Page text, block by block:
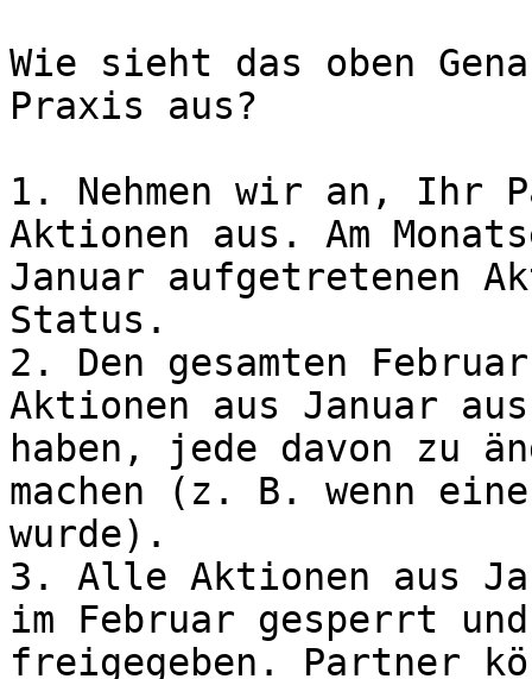
Wie sieht das oben
Praxis aus?
1. Nehmen wir an, Ihr
Aktionen aus. Am
Januar aufgetretenen
Status.
2. Den gesamten
Aktionen aus Januar
haben, jede davon zu
machen (z. B. wenn
wurde).
3. Alle Aktionen aus
im Februar gesperrt
freigegeben. Partner